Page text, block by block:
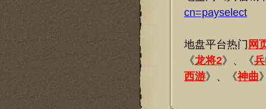
cn=payselect
地盘平台热门 网
《龙将2》、《
西游》、《神曲